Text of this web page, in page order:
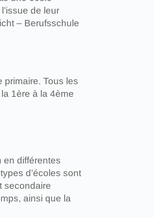
de leur
– Berufsschule
primaire. Tous les
1ère à la 4ème
en différentes
d’écoles sont
secondaire
ainsi que la